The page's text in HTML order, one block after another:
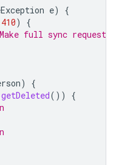
e)
{
410)
{
full sync request.
)
{
getDeleted())
{